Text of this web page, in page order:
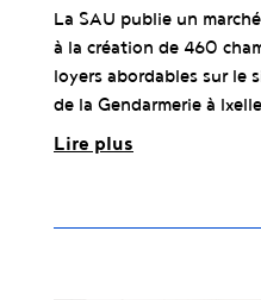
La SAU publie un
à la création de 460
loyers abordables sur le
de la Gendarmerie à
Lire plus